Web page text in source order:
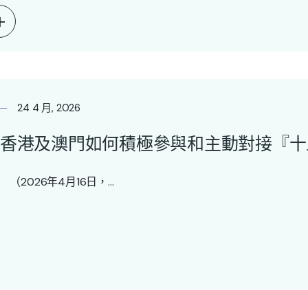
24 4 月, 2026
港及澳門如何積極參與和主動對接『
年4月16日，...